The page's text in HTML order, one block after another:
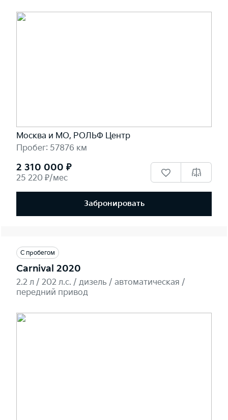
Москва и МО, РОЛЬФ Центр
Пробег: 57876 км
2 310 000 ₽
25 220 ₽/мес
Забронировать
С пробегом
Carnival 2020
2.2 л / 202 л.c. / дизель / автоматическая /
передний привод